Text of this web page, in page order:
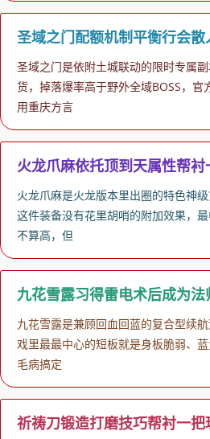
圣域之门配额机制平衡行会
圣域之门是依附土城联动的限时专属
货，掉落爆率高于野外全域BOSS，
用重庆方言
火龙爪麻依托顶到天属性帮
火龙爪麻是火龙版本里出圈的特色神
这件装备没有花里胡哨的附加效果，
不算高，但
九花雪露习得雷电术后成为
九花雪露是兼顾回血回蓝的复合型续
戏里最最中心的短板就是身板脆弱、
毛病搞定
祈祷刀锻造打磨技巧帮衬一